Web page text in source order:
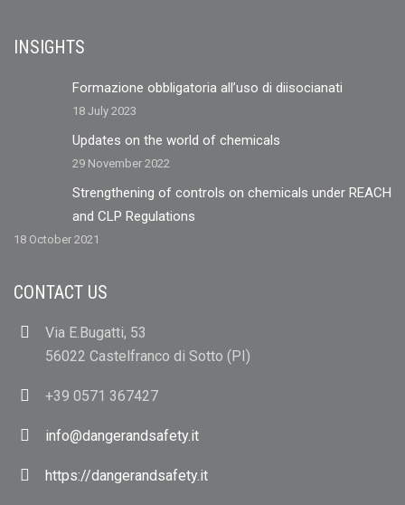
INSIGHTS
Formazione obbligatoria all’uso di diisocianati
18 July 2023
Updates on the world of chemicals
29 November 2022
Strengthening of controls on chemicals under REACH
and CLP Regulations
18 October 2021
CONTACT US
Via E.Bugatti, 53
56022 Castelfranco di Sotto (PI)
+39 0571 367427
info@dangerandsafety.it
https://dangerandsafety.it